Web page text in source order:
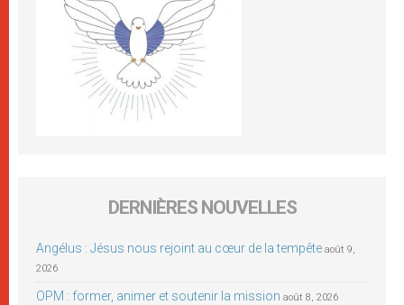
DERNIÈRES NOUVELLES
Angélus : Jésus nous rejoint au cœur de la tempête août 9,
2026
OPM : former, animer et soutenir la mission août 8, 2026